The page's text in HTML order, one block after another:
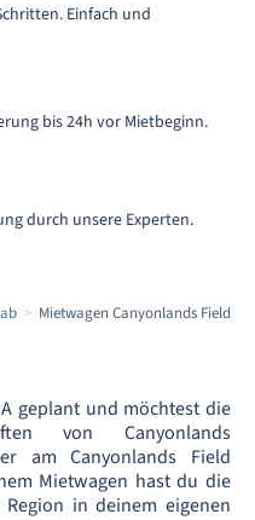
Einfach und
bis 24h vor Mietbeginn.
durch unsere Experten.
Mietwagen Canyonlands Field
geplant und möchtest die
von Canyonlands
am Canyonlands Field
Mietwagen hast du die
in deinem eigenen